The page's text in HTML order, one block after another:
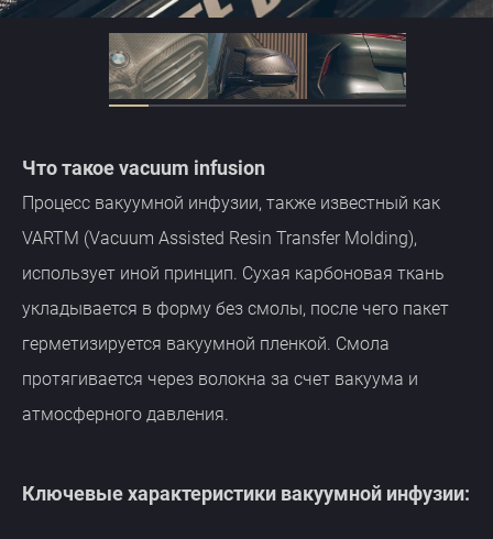
Что такое vacuum infusion
Процесс вакуумной инфузии, также известный как
VARTM (Vacuum Assisted Resin Transfer Molding),
использует иной принцип. Сухая карбоновая ткань
укладывается в форму без смолы, после чего пакет
герметизируется вакуумной пленкой. Смола
протягивается через волокна за счет вакуума и
атмосферного давления.
Ключевые характеристики вакуумной инфузии: